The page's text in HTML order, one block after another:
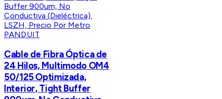
PANDUIT
Cable de Fibra Óptica de
24 Hilos, Multimodo OM4
50/125 Optimizada,
Interior, Tight Buffer